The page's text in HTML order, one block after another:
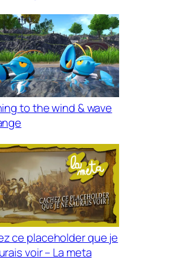
to the wind & wave
ce placeholder que je
voir – La meta